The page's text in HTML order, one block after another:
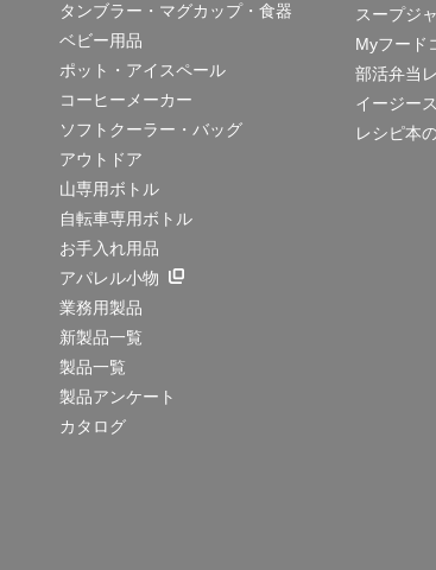
タンブラー・マグカップ・食器
ベビー用品
ポット・アイスペール
コーヒーメーカー
ソフトクーラー・バッグ
アウトドア
山専用ボトル
自転車専用ボトル
お手入れ用品
アパレル小物
業務用製品
新製品一覧
製品一覧
製品アンケート
カタログ
スープジ
Myフード
部活弁当
イージー
レシピ本